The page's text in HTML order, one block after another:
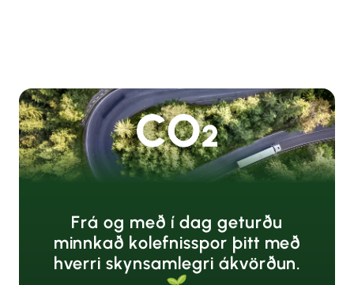
Frá og með í dag geturðu
minnkað kolefnisspor þitt með
hverri skynsamlegri ákvörðun.